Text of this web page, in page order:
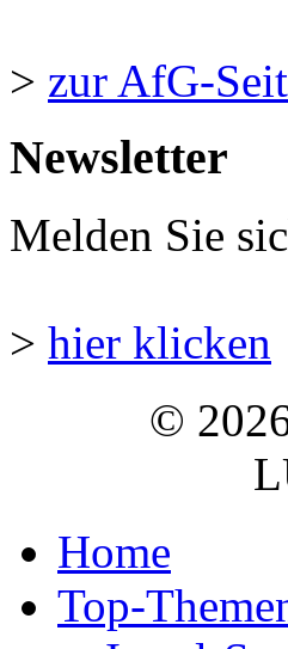
> zur AfG-
Newsletter
Melden Sie
> hier klicken
©
Home
Top-